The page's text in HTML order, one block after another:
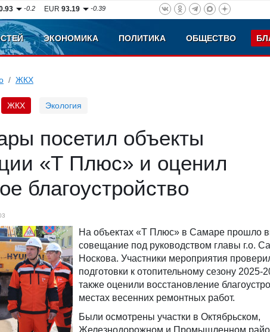
-0.2 EUR93.19 -0.39
ЭКОНОМИКА ПОЛИТИКА ОБЩЕСТВО
ЖКХ
ЖКХ Экология
посетил объекты
«Т Плюс» и оценил
благоустройство
На объектах «Т Плюс» в Самаре прошло
совещание под руководством главы г.о.
Носкова. Участники мероприятия
подготовки к отопительному сезону 2025-
также оценили восстановление
местах весенних ремонтных работ.
Были осмотрены участки в Октябрьском,
Железнодорожном и Промышленном